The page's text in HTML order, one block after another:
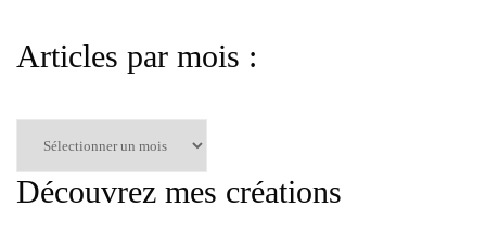
Articles par mois :
mois
Découvrez mes créations